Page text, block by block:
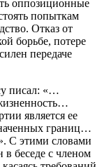
оппозиционные
попыткам
Отказ от
борьбе, потере
передаче
писал: «…
является ее
границ…
С этими словами
в беседе с членом